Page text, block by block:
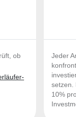
ob
Jeder
setzen.
10%